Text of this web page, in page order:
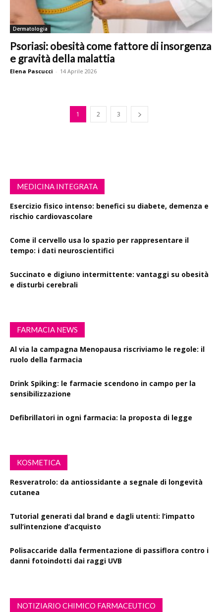
Dermatologia
Psoriasi: obesità come fattore di insorgenza
e gravità della malattia
Elena Pascucci - 14 Aprile 2026
1 2 3
MEDICINA INTEGRATA
Esercizio fisico intenso: benefici su diabete, demenza e
rischio cardiovascolare
Come il cervello usa lo spazio per rappresentare il
tempo: i dati neuroscientifici
Succinato e digiuno intermittente: vantaggi su obesità
e disturbi cerebrali
FARMACIA NEWS
Al via la campagna Menopausa riscriviamo le regole: il
ruolo della farmacia
Drink Spiking: le farmacie scendono in campo per la
sensibilizzazione
Defibrillatori in ogni farmacia: la proposta di legge
KOSMETICA
Resveratrolo: da antiossidante a segnale di longevità
cutanea
Tutorial generati dal brand e dagli utenti: l’impatto
sull’intenzione d’acquisto
Polisaccaride dalla fermentazione di passiflora contro i
danni fotoindotti dai raggi UVB
NOTIZIARIO CHIMICO FARMACEUTICO